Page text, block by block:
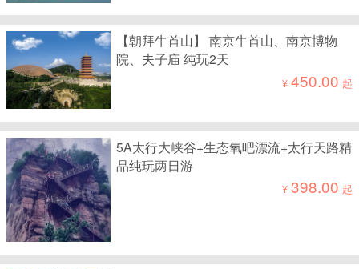
【朝拜牛首山】 南京牛首山、南京博物
院、夫子庙 纯玩2天
¥450.00 起
5A太行大峡谷+生态氧吧漂流+太行天路精
品纯玩两日游
¥398.00 起